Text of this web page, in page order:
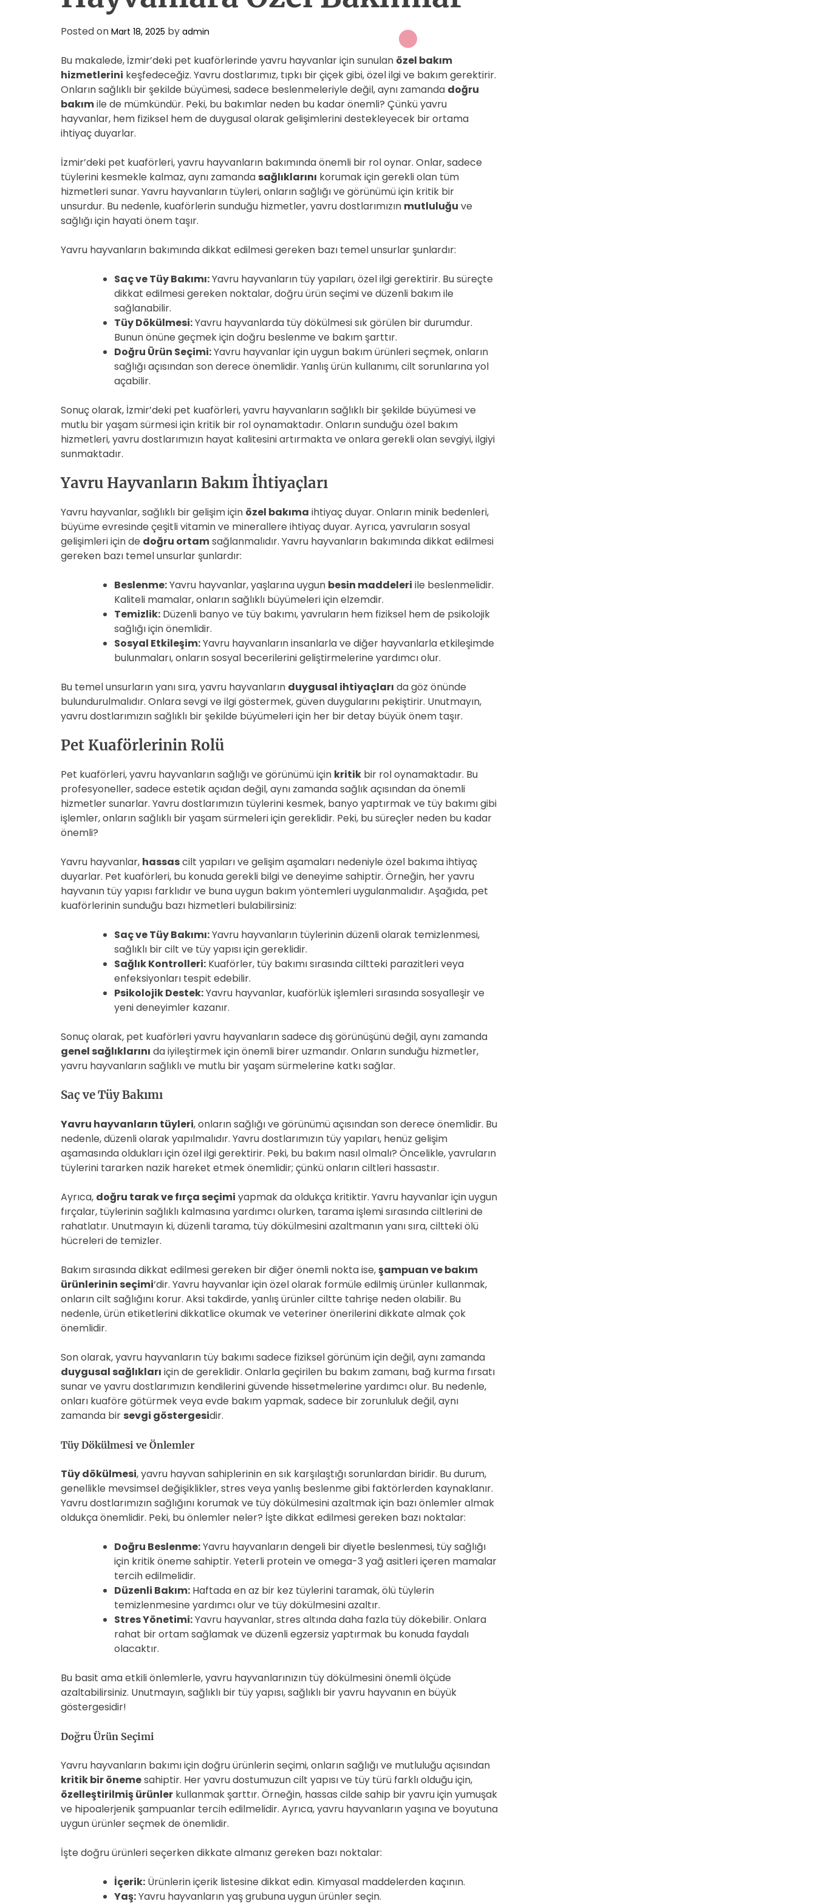
Posted on Mart 18, 2025 by admin
Bu makalede, İzmir’deki pet kuaförlerinde yavru hayvanlar için sunulan özel bakım
hizmetlerini keşfedeceğiz. Yavru dostlarımız, tıpkı bir çiçek gibi, özel ilgi ve bakım gerektirir.
Onların sağlıklı bir şekilde büyümesi, sadece beslenmeleriyle değil, aynı zamanda doğru
bakımile de mümkündür. Peki, bu bakımlar neden bu kadar önemli? Çünkü yavru
hayvanlar, hem fiziksel hem de duygusal olarak gelişimlerini destekleyecek bir ortama
ihtiyaç duyarlar.
İzmir’deki pet kuaförleri, yavru hayvanların bakımında önemli bir rol oynar. Onlar, sadece
tüylerini kesmekle kalmaz, aynı zamanda sağlıklarını korumak için gerekli olan tüm
hizmetleri sunar. Yavru hayvanların tüyleri, onların sağlığı ve görünümü için kritik bir
unsurdur. Bu nedenle, kuaförlerin sunduğu hizmetler, yavru dostlarımızın mutluluğu ve
sağlığı için hayati önem taşır.
Yavru hayvanların bakımında dikkat edilmesi gereken bazı temel unsurlar şunlardır:
Saç ve Tüy Bakımı:Yavru hayvanların tüy yapıları, özel ilgi gerektirir. Bu süreçte
dikkat edilmesi gereken noktalar, doğru ürün seçimi ve düzenli bakım ile
sağlanabilir.
Tüy Dökülmesi:Yavru hayvanlarda tüy dökülmesi sık görülen bir durumdur.
Bunun önüne geçmek için doğru beslenme ve bakım şarttır.
Doğru Ürün Seçimi:Yavru hayvanlar için uygun bakım ürünleri seçmek, onların
sağlığı açısından son derece önemlidir. Yanlış ürün kullanımı, cilt sorunlarına yol
açabilir.
Sonuç olarak, İzmir’deki pet kuaförleri, yavru hayvanların sağlıklı bir şekilde büyümesi ve
mutlu bir yaşam sürmesi için kritik bir rol oynamaktadır. Onların sunduğu özel bakım
hizmetleri, yavru dostlarımızın hayat kalitesini artırmakta ve onlara gerekli olan sevgiyi, ilgiyi
sunmaktadır.
Yavru Hayvanların Bakım İhtiyaçları
Yavru hayvanlar, sağlıklı bir gelişim için özel bakıma ihtiyaç duyar. Onların minik bedenleri,
büyüme evresinde çeşitli vitamin ve minerallere ihtiyaç duyar. Ayrıca, yavruların sosyal
gelişimleri için de doğru ortamsağlanmalıdır. Yavru hayvanların bakımında dikkat edilmesi
gereken bazı temel unsurlar şunlardır:
Beslenme:Yavru hayvanlar, yaşlarına uygun besin maddeleri ile beslenmelidir.
Kaliteli mamalar, onların sağlıklı büyümeleri için elzemdir.
Temizlik: Düzenli banyo ve tüy bakımı, yavruların hem fiziksel hem de psikolojik
sağlığı için önemlidir.
Sosyal Etkileşim:Yavru hayvanların insanlarla ve diğer hayvanlarla etkileşimde
bulunmaları, onların sosyal becerilerini geliştirmelerine yardımcı olur.
Bu temel unsurların yanı sıra, yavru hayvanların duygusal ihtiyaçları da göz önünde
bulundurulmalıdır. Onlara sevgi ve ilgi göstermek, güven duygularını pekiştirir. Unutmayın,
yavru dostlarımızın sağlıklı bir şekilde büyümeleri için her bir detay büyük önem taşır.
Pet Kuaförlerinin Rolü
Pet kuaförleri, yavru hayvanların sağlığı ve görünümü için kritik bir rol oynamaktadır. Bu
profesyoneller, sadece estetik açıdan değil, aynı zamanda sağlık açısından da önemli
hizmetler sunarlar. Yavru dostlarımızın tüylerini kesmek, banyo yaptırmak ve tüy bakımı gibi
işlemler, onların sağlıklı bir yaşam sürmeleri için gereklidir. Peki, bu süreçler neden bu kadar
önemli?
Yavru hayvanlar, hassascilt yapıları ve gelişim aşamaları nedeniyle özel bakıma ihtiyaç
duyarlar. Pet kuaförleri, bu konuda gerekli bilgi ve deneyime sahiptir. Örneğin, her yavru
hayvanın tüy yapısı farklıdır ve buna uygun bakım yöntemleri uygulanmalıdır. Aşağıda, pet
kuaförlerinin sunduğu bazı hizmetleri bulabilirsiniz:
Saç ve Tüy Bakımı:Yavru hayvanların tüylerinin düzenli olarak temizlenmesi,
sağlıklı bir cilt ve tüy yapısı için gereklidir.
Sağlık Kontrolleri: Kuaförler, tüy bakımı sırasında ciltteki parazitleri veya
enfeksiyonları tespit edebilir.
Psikolojik Destek:Yavru hayvanlar, kuaförlük işlemleri sırasında sosyalleşir ve
yeni deneyimler kazanır.
Sonuç olarak, pet kuaförleri yavru hayvanların sadece dış görünüşünü değil, aynı zamanda
genel sağlıklarını da iyileştirmek için önemli birer uzmandır. Onların sunduğu hizmetler,
yavru hayvanların sağlıklı ve mutlu bir yaşam sürmelerine katkı sağlar.
Saç ve Tüy Bakımı
Yavru hayvanların tüyleri, onların sağlığı ve görünümü açısından son derece önemlidir. Bu
nedenle, düzenli olarak yapılmalıdır. Yavru dostlarımızın tüy yapıları, henüz gelişim
aşamasında oldukları için özel ilgi gerektirir. Peki, bu bakım nasıl olmalı? Öncelikle, yavruların
tüylerini tararken nazik hareket etmek önemlidir; çünkü onların ciltleri hassastır.
Ayrıca, doğru tarak ve fırça seçimi yapmak da oldukça kritiktir. Yavru hayvanlar için uygun
fırçalar, tüylerinin sağlıklı kalmasına yardımcı olurken, tarama işlemi sırasında ciltlerini de
rahatlatır. Unutmayın ki, düzenli tarama, tüy dökülmesini azaltmanın yanı sıra, ciltteki ölü
hücreleri de temizler.
Bakım sırasında dikkat edilmesi gereken bir diğer önemli nokta ise,şampuan ve bakım
ürünlerinin seçimi‘dir. Yavru hayvanlar için özel olarak formüle edilmiş ürünler kullanmak,
onların cilt sağlığını korur. Aksi takdirde, yanlış ürünler ciltte tahrişe neden olabilir. Bu
nedenle, ürün etiketlerini dikkatlice okumak ve veteriner önerilerini dikkate almak çok
önemlidir.
Son olarak, yavru hayvanların tüy bakımı sadece fiziksel görünüm için değil, aynı zamanda
duygusal sağlıkları için de gereklidir. Onlarla geçirilen bu bakım zamanı, bağ kurma fırsatı
sunar ve yavru dostlarımızın kendilerini güvende hissetmelerine yardımcı olur. Bu nedenle,
onları kuaföre götürmek veya evde bakım yapmak, sadece bir zorunluluk değil, aynı
zamanda bir sevgi göstergesidir.
Tüy Dökülmesi ve Önlemler
Tüy dökülmesi, yavru hayvan sahiplerinin en sık karşılaştığı sorunlardan biridir. Bu durum,
genellikle mevsimsel değişiklikler, stres veya yanlış beslenme gibi faktörlerden kaynaklanır.
Yavru dostlarımızın sağlığını korumak ve tüy dökülmesini azaltmak için bazı önlemler almak
oldukça önemlidir. Peki, bu önlemler neler? İşte dikkat edilmesi gereken bazı noktalar:
Doğru Beslenme:Yavru hayvanların dengeli bir diyetle beslenmesi, tüy sağlığı
için kritik öneme sahiptir. Yeterli protein ve omega-3 yağ asitleri içeren mamalar
tercih edilmelidir.
Düzenli Bakım: Haftada en az bir kez tüylerini taramak, ölü tüylerin
temizlenmesine yardımcı olur ve tüy dökülmesini azaltır.
Stres Yönetimi:Yavru hayvanlar, stres altında daha fazla tüy dökebilir. Onlara
rahat bir ortam sağlamak ve düzenli egzersiz yaptırmak bu konuda faydalı
olacaktır.
Bu basit ama etkili önlemlerle, yavru hayvanlarınızın tüy dökülmesini önemli ölçüde
azaltabilirsiniz. Unutmayın, sağlıklı bir tüy yapısı, sağlıklı bir yavru hayvanın en büyük
göstergesidir!
Doğru Ürün Seçimi
Yavru hayvanların bakımı için doğru ürünlerin seçimi, onların sağlığı ve mutluluğu açısından
kritik bir önemesahiptir. Her yavru dostumuzun cilt yapısı ve tüy türü farklı olduğu için,
özelleştirilmiş ürünler kullanmak şarttır. Örneğin, hassas cilde sahip bir yavru için yumuşak
ve hipoalerjenik şampuanlar tercih edilmelidir. Ayrıca, yavru hayvanların yaşına ve boyutuna
uygun ürünler seçmek de önemlidir.
İşte doğru ürünleri seçerken dikkate almanız gereken bazı noktalar:
İçerik: Ürünlerin içerik listesine dikkat edin. Kimyasal maddelerden kaçının.
Yaş:Yavru hayvanların yaş grubuna uygun ürünler seçin.